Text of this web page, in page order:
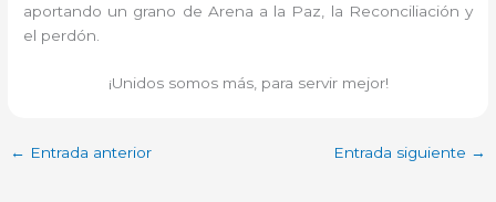
aportando un grano de Arena a la Paz, la Reconciliación y
el perdón.
¡Unidos somos más, para servir mejor!
← Entrada anterior Entrada siguiente →